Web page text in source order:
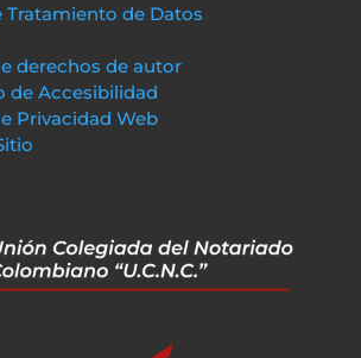
Tratamiento de Datos
derechos de autor
de Accesibilidad
Privacidad Web